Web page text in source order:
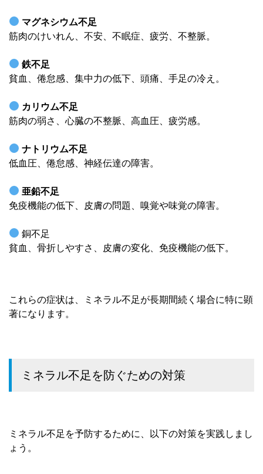
マグネシウム不足
筋肉のけいれん、不安、不眠症、疲労、不整脈。
鉄不足
貧血、倦怠感、集中力の低下、頭痛、手足の冷え。
カリウム不足
筋肉の弱さ、心臓の不整脈、高血圧、疲労感。
ナトリウム不足
低血圧、倦怠感、神経伝達の障害。
亜鉛不足
免疫機能の低下、皮膚の問題、嗅覚や味覚の障害。
銅不足
貧血、骨折しやすさ、皮膚の変化、免疫機能の低下。
これらの症状は、ミネラル不足が長期間続く場合に特に顕
著になります。
ミネラル不足を防ぐための対策
ミネラル不足を予防するために、以下の対策を実践しまし
ょう。